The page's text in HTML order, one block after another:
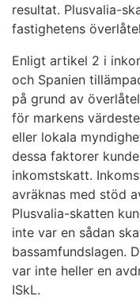
resultat. Plusvalia-
fastighetens
Enligt artikel 2 i
och Spanien
på grund av
för markens
eller lokala
dessa faktorer
inkomstskatt.
avräknas med stöd
Plusvalia-skatten
inte var en sådan
bassamfundslagen.
var inte heller en
ISkL.